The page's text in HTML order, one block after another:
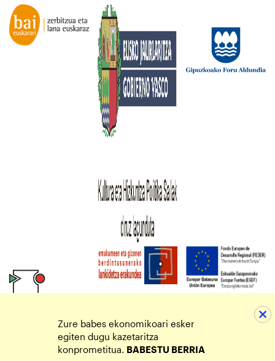
Zure babes ekonomikoari esker
egiten dugu kazetaritza
konprometitua. BABESTU BERRIA